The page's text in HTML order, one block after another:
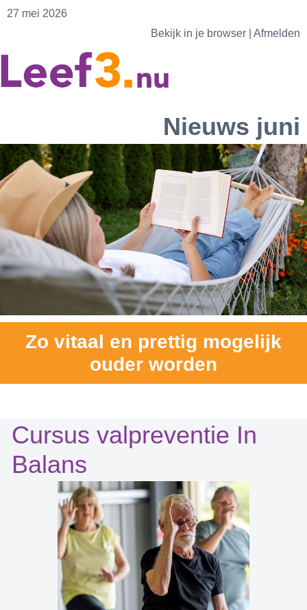
27 mei 2026
Bekijk in je browser
Afmelden
Nieuws juni
Zo vitaal en prettig mogelijk
ouder worden
Cursus valpreventie In
Balans